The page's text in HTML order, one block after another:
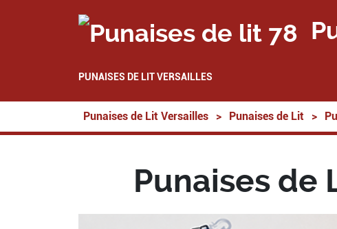
PUNAISES DE LIT VERSAILLES
Punaises de Lit Versailles > Punaises de Lit >
Punaises de